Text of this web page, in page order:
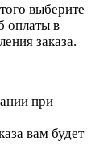
выберите
оплаты в
заказа.
при
вам будет